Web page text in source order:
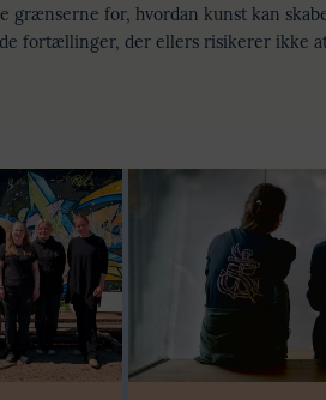
for, hvordan kunst kan
fortællinger, der ellers risikerer ikke